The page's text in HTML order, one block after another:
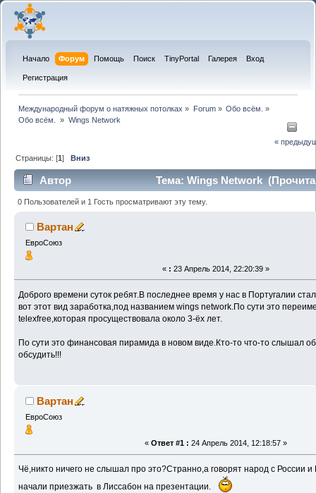
Начало Форум Помощь Поиск TinyPortal Галерея Вход
Регистрация
Международный форум о натяжных потолках » Forum» Обо всём. »
Обо всём. » Wings Network
«
Страницы: [1]Вниз
Автор Тема: Wings Network
0 Пользователей и 1 Гость просматривают эту тему.
Вартан
ЕвроСоюз
« : 23 Апрель 2014, 22:20:39 »
Доброго времени суток ребят.В последнее время у нас в Португалии
вот этот вид заработка,под названием wings network.По сути это
telexfree,которая просуществовала около 3-ёх лет.
По сути это финансовая пирамида в новом виде.Кто-то что-то слышал
обсудить!!!
Вартан
ЕвроСоюз
« Ответ #1 : 24 Апрель 2014, 12:18:57 »
Чё,никто ничего не слышал про это?Странно,а говорят народ с России и
начали приезжать в Лиссабон на презентации.